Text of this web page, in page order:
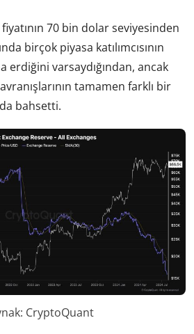
70 bin dolar seviyesinden
birçok piyasa katılımcısının
erdiğini varsaydığından, ancak
tamamen farklı bir
bahsetti.
CryptoQuant